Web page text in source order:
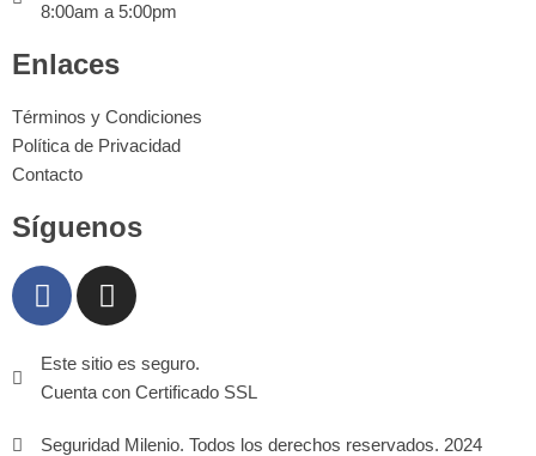
8:00am a 5:00pm
Enlaces
Términos y Condiciones
Política de Privacidad
Contacto
Síguenos
Este sitio es seguro.
Cuenta con Certificado SSL
Seguridad Milenio. Todos los derechos reservados. 2024